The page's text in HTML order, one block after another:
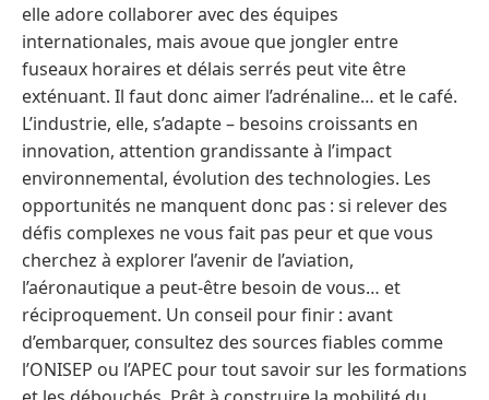
elle adore collaborer avec des équipes
internationales, mais avoue que jongler entre
fuseaux horaires et délais serrés peut vite être
exténuant. Il faut donc aimer l’adrénaline… et le café.
L’industrie, elle, s’adapte – besoins croissants en
innovation, attention grandissante à l’impact
environnemental, évolution des technologies. Les
opportunités ne manquent donc pas : si relever des
défis complexes ne vous fait pas peur et que vous
cherchez à explorer l’avenir de l’aviation,
l’aéronautique a peut-être besoin de vous… et
réciproquement. Un conseil pour finir : avant
d’embarquer, consultez des sources fiables comme
l’ONISEP ou l’APEC pour tout savoir sur les formations